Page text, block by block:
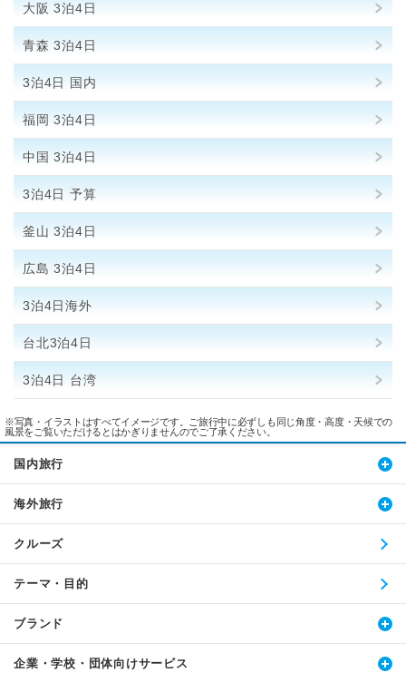
大阪 3泊4日
青森 3泊4日
3泊4日 国内
福岡 3泊4日
中国 3泊4日
3泊4日 予算
釜山 3泊4日
広島 3泊4日
3泊4日海外
台北3泊4日
3泊4日 台湾
※写真・イラストはすべてイメージです。ご旅行中に必ずしも同じ角度・高度・天候での
風景をご覧いただけるとはかぎりませんのでご了承ください。
国内旅行
海外旅行
クルーズ
テーマ・目的
ブランド
企業・学校・団体向けサービス